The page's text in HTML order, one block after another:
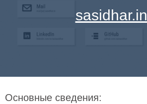
sasidhar.in
Основные сведения: